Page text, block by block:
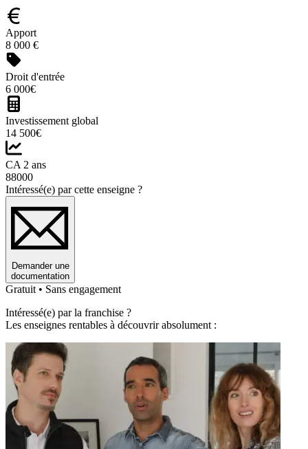
Apport
8 000 €
Droit d'entrée
6 000€
Investissement global
14 500€
CA 2 ans
88000
Intéressé(e) par cette enseigne ?
Demander une
documentation
Gratuit • Sans engagement
Intéressé(e) par la franchise ?
Les enseignes rentables à découvrir absolument :